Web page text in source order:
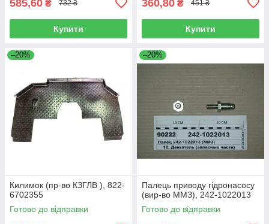
585,60 ₴ 732 ₴
Купити
360,80 ₴ 451 ₴
Купити
–20%
Килимок (пр-во КЗГЛВ ), 822-
6702355
Готово до відправки
–20%
Палець приводу гідронасосу
(вир-во ММЗ), 242-1022013
Готово до відправки